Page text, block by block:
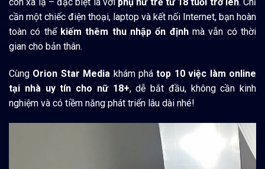
cần một chiếc điện thoại, laptop và kết nối Internet, bạn hoàn
toàn có thể kiếm thêm thu nhập ổn địnhmà vẫn có thời
gian cho bản thân.
Cùng Orion Star Media khám phátop 10 việc làm online
tại nhà uy tín cho nữ 18+, dễ bắt đầu, không cần kinh
nghiệm và có tiềm năng phát triển lâu dài nhé!